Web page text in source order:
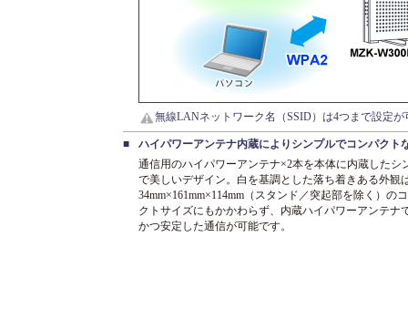
無線LANネットワーク名（SSID）は4つまで設定が
■
ハイパワーアンテナ内蔵によりシンプルでコンパクト
通信用のハイパワーアンテナ×2本を本体に内蔵したシ
で美しいデザイン。白を基調とした落ち着きある外観
34mm×161mm×114mm（スタンド／突起部を除く）の
クトサイズにもかかわらず、内蔵ハイパワーアンテナ
かつ安定した通信が可能です。